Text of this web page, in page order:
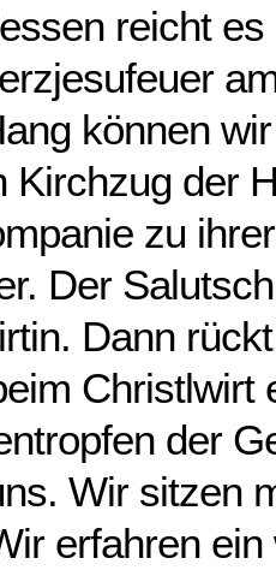
reicht
können
Kirchzug der
zu
Der
Dann
Christlwirt
der
Wir sitzen
erfahren